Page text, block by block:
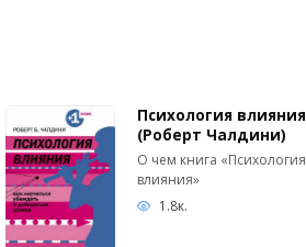
Психология влияния
(Роберт Чалдини)
О чем книга «Психология
влияния»
1.8к.